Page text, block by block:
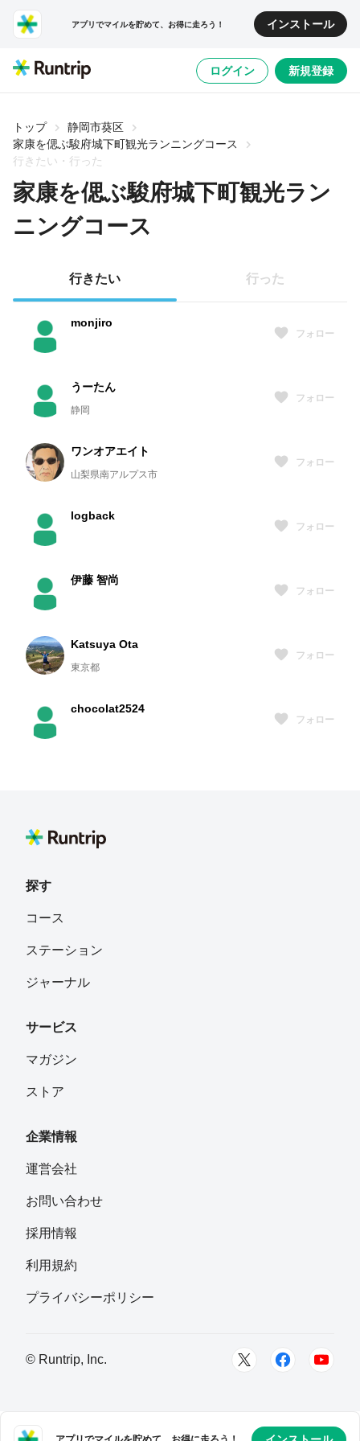
アプリでマイルを貯めて、お得に走ろう！ インストール
ログイン 新規登録
トップ
静岡市葵区
家康を偲ぶ駿府城下町観光ランニングコース
行きたい・行った
家康を偲ぶ駿府城下町観光ラン
ニングコース
行きたい 行った
monjiro
フォロー
うーたん
静岡
フォロー
ワンオアエイト
山梨県南アルプス市
フォロー
logback
フォロー
伊藤 智尚
フォロー
Katsuya Ota
東京都
フォロー
chocolat2524
フォロー
サメコーチ
tomoaly
ののこいえ
フォロー
フォロー
探す
コース
ステーション
ジャーナル
サービス
マガジン
ストア
企業情報
運営会社
お問い合わせ
採用情報
利用規約
プライバシーポリシー
© Runtrip, Inc.